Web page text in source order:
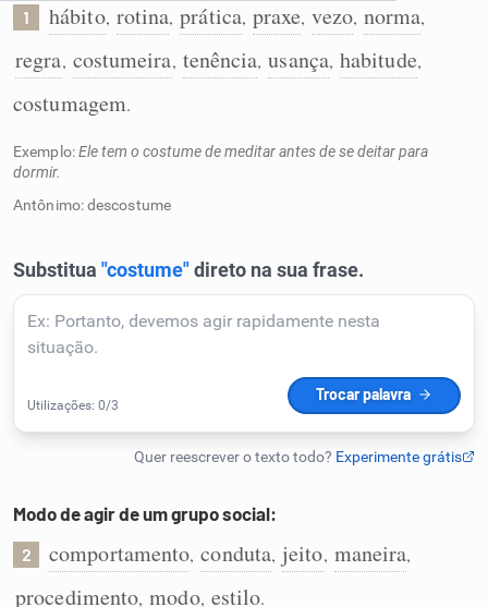
Resumir Texto
Detector de IA
Cata-letras
Conexões
Caça-palavras
1 hábito, rotina, prática, praxe, vezo, norma,
regra, costumeira, tenência, usança, habitude,
costumagem.
Exemplo:Ele tem o costume de meditar antes de se deitar para
dormir.
Antônimo: descostume
Modo de agir de um grupo social:
2 comportamento, conduta, jeito, maneira,
procedimento, modo, estilo.